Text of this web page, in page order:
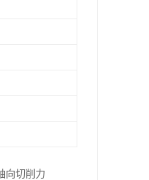
向切削力